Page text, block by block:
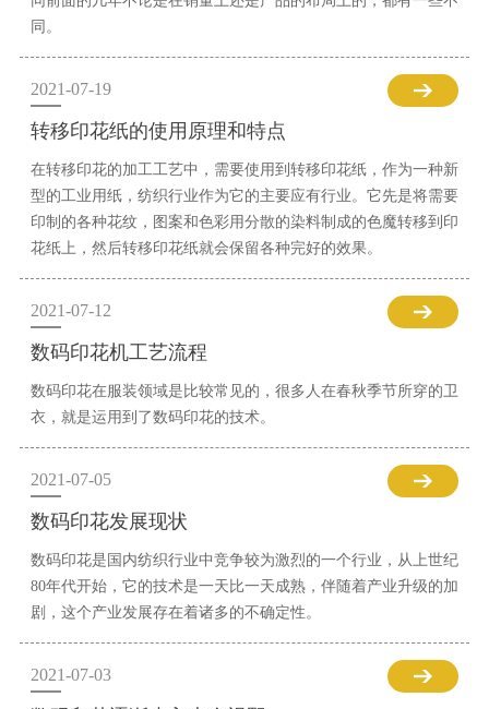
同。
2021-07-19
转移印花纸的使用原理和特点
在转移印花的加工工艺中，需要使用到转移印花纸，作为一种新
型的工业用纸，纺织行业作为它的主要应有行业。它先是将需要
印制的各种花纹，图案和色彩用分散的染料制成的色魔转移到印
花纸上，然后转移印花纸就会保留各种完好的效果。
2021-07-12
数码印花机工艺流程
数码印花在服装领域是比较常见的，很多人在春秋季节所穿的卫
衣，就是运用到了数码印花的技术。
2021-07-05
数码印花发展现状
数码印花是国内纺织行业中竞争较为激烈的一个行业，从上世纪
80年代开始，它的技术是一天比一天成熟，伴随着产业升级的加
剧，这个产业发展存在着诸多的不确定性。
2021-07-03